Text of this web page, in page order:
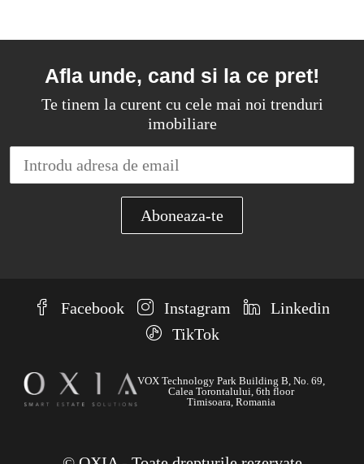
Afla unde, cand si la ce pret!
Te tinem la curent cu cele mai noi trenduri
imobiliare
Facebook Instagram
Linkedin
TikTok
VOX Technology Park Building B, No. 69,
Calea Torontalului, 6th floor
Timisoara, Romania